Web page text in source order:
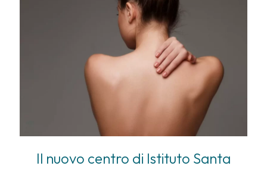
Il nuovo centro di Istituto Santa